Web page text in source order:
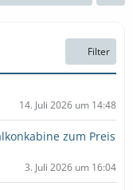
Filter
14. Juli 2026 um 14:48
zum Preis
3. Juli 2026 um 16:04